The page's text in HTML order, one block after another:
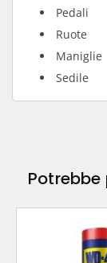
Pedali
Ruote
Maniglie
Sedile